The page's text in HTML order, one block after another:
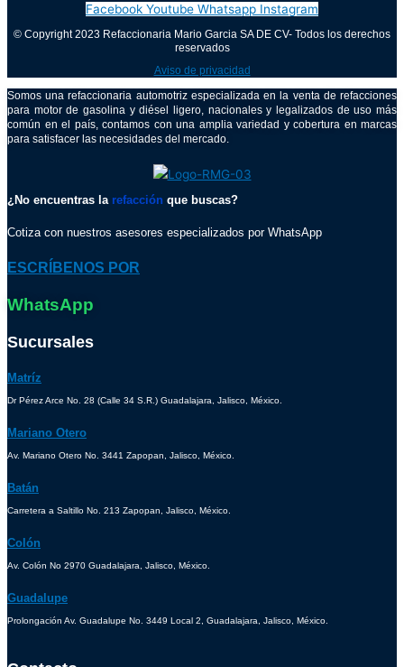
Facebook Youtube Whatsapp Instagram
© Copyright 2023 Refaccionaria Mario Garcia SA DE CV- Todos los derechos
reservados
Aviso de privacidad
Somos una refaccionaria automotriz especializada en la venta de refacciones
para motor de gasolina y diésel ligero, nacionales y legalizados de uso más
común en el país, contamos con una amplia variedad y cobertura en marcas
para satisfacer las necesidades del mercado.
¿No encuentras la refacción que buscas?
Cotiza con nuestros asesores especializados por WhatsApp
ESCRÍBENOS POR
WhatsApp
Sucursales
Matríz
Dr Pérez Arce No. 28 (Calle 34 S.R.) Guadalajara, Jalisco, México.
Mariano Otero
Av. Mariano Otero No. 3441 Zapopan, Jalisco, México.
Batán
Carretera a Saltillo No. 213 Zapopan, Jalisco, México.
Colón
Av. Colón No 2970 Guadalajara, Jalisco, México.
Guadalupe
Prolongación Av. Guadalupe No. 3449 Local 2, Guadalajara, Jalisco, México.